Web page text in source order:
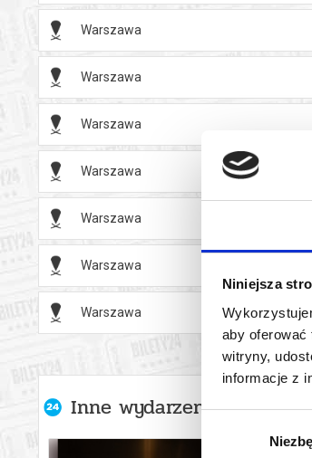
Niniejsza
aby
witryny,
informacje z
zgody
Warszawa
Warszawa
Warszawa
Warszawa
Warszawa
Warszawa
Warszawa
Inne wydarzenia